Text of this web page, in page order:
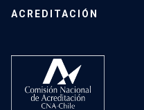
ACREDITACIÓN